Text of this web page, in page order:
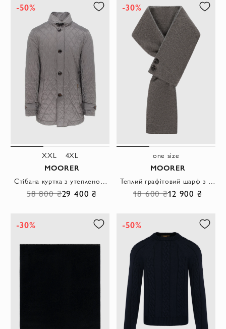
-50%
XXL 4XL
MOORER
58 800 ₴29 400 ₴
-30%
one size
MOORER
18 600 ₴12 900 ₴
-30% -50%